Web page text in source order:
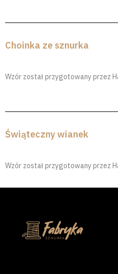
Choinka ze sznurka
Wzór został przygotowany przez
Świąteczny wianek
Wzór został przygotowany przez